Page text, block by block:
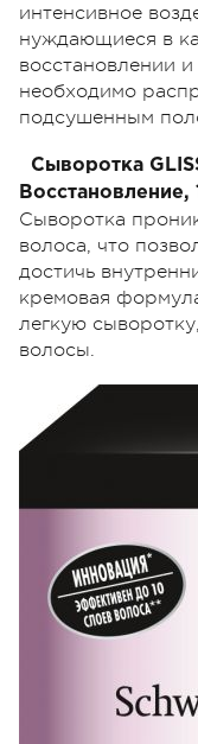
интенсивное
нуждающиеся в
восстановлении
необходимо
подсушенным
Сыворотка
Восстановление,
Сыворотка
волоса, что
достичь
кремовая
легкую
волосы.